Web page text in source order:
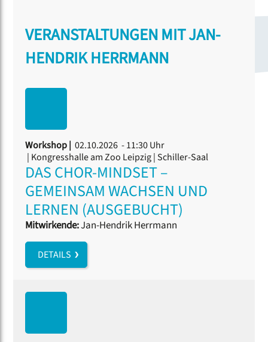
VERANSTALTUNGEN MIT JAN-
HENDRIK HERRMANN
Workshop | 02.10.2026 - 11:30 Uhr
| Kongresshalle am Zoo Leipzig | Schiller-Saal
DAS CHOR-MINDSET –
GEMEINSAM WACHSEN UND
LERNEN (AUSGEBUCHT)
Mitwirkende:Jan-Hendrik Herrmann
DETAILS